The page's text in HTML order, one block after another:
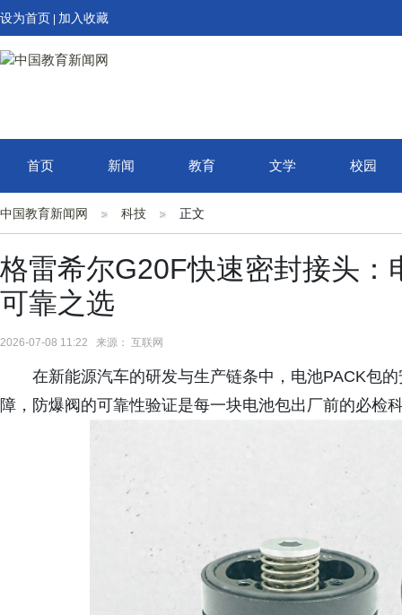
设为首页 加入收藏
首页 新闻 教育 文学 校园
中国教育新闻网 科技 正文
格雷希尔G20F快速密封接头：
可靠之选
2026-07-08 11:22 来源： 互联网
在新能源汽车的研发与生产链条中，电池PACK包
障，防爆阀的可靠性验证是每一块电池包出厂前的必检